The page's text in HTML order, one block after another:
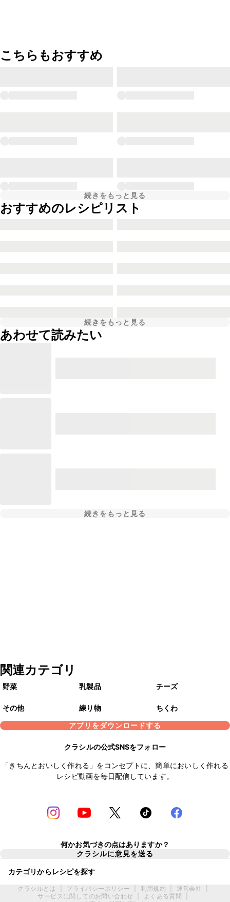
こちらもおすすめ
続きをもっと見る
おすすめのレシピリスト
続きをもっと見る
あわせて読みたい
続きをもっと見る
関連カテゴリ
野菜 乳製品 チーズ
その他 練り物
ちくわ
アプリをダウンロードする
クラシルの公式SNSをフォロー
「きちんとおいしく作れる」をコンセプトに、簡単においしく作れる
レシピ動画を毎日配信しています。
何かお気づきの点はありますか？
クラシルに意見を送る
カテゴリからレシピを探す
クラシルとは プライバシーポリシー 利用規約 運営会社
サービスに関してのお問い合わせ
よくある質問